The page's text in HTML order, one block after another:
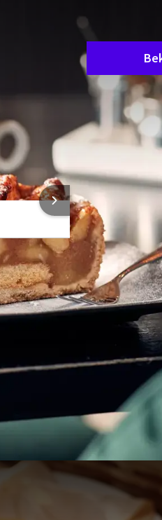
laat je
is helaas niet
voldoende
Fantastisch
496 reviews